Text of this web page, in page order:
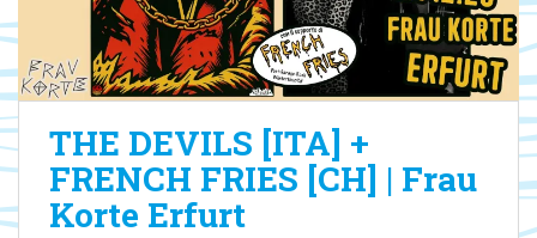
THE DEVILS [ITA] +
FRENCH FRIES [CH] | Frau
Korte Erfurt